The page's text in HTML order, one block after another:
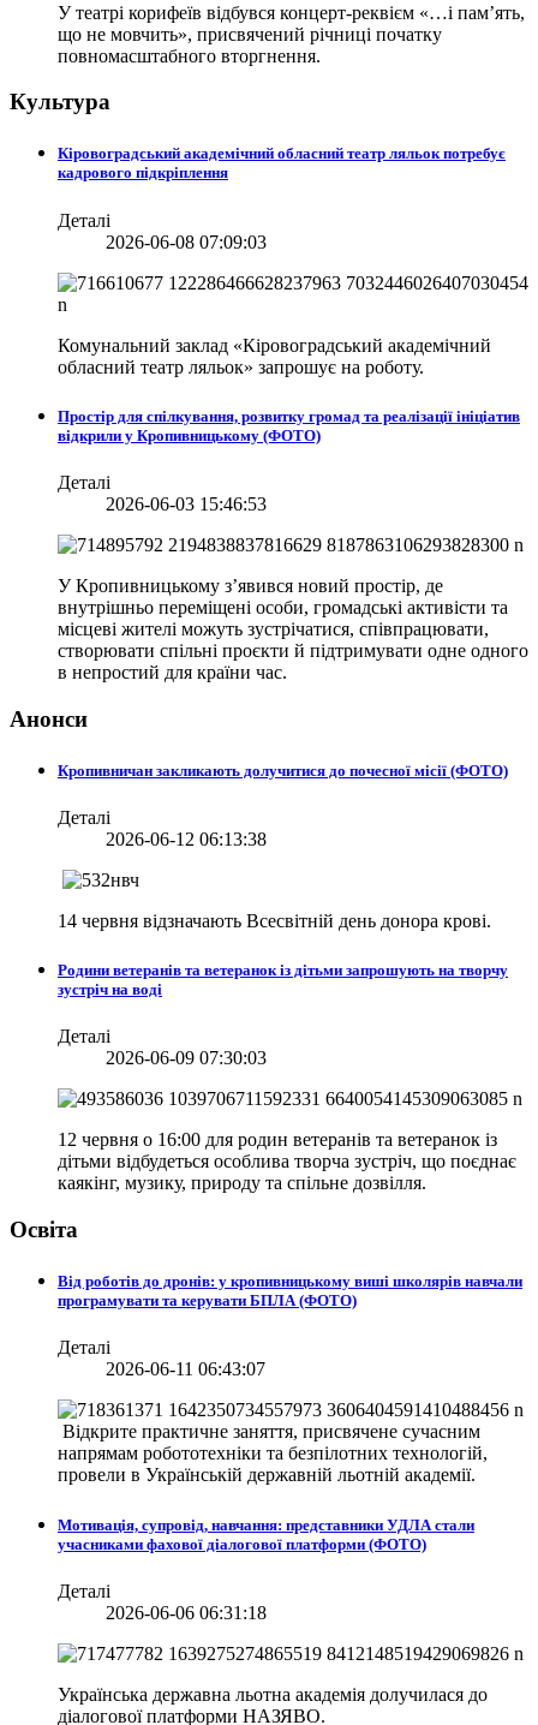
У театрі корифеїв відбувся концерт-реквієм «…і пам’ять,
що не мовчить», присвячений річниці початку
повномасштабного вторгнення.
Культура
Кіровоградський академічний обласний театр ляльок потребує
кадрового підкріплення
Деталі
2026-06-08 07:09:03
Комунальний заклад «Кіровоградський академічний
обласний театр ляльок» запрошує на роботу.
Простір для спілкування, розвитку громад та реалізації ініціатив
відкрили у Кропивницькому (ФОТО)
Деталі
2026-06-03 15:46:53
У Кропивницькому з’явився новий простір, де
внутрішньо переміщені особи, громадські активісти та
місцеві жителі можуть зустрічатися, співпрацювати,
створювати спільні проєкти й підтримувати одне одного
в непростий для країни час.
Анонси
Кропивничан закликають долучитися до почесної місії (ФОТО)
Деталі
2026-06-12 06:13:38
14 червня відзначають Всесвітній день донора крові.
Родини ветеранів та ветеранок із дітьми запрошують на творчу
зустріч на воді
Деталі
2026-06-09 07:30:03
12 червня о 16:00 для родин ветеранів та ветеранок із
дітьми відбудеться особлива творча зустріч, що поєднає
каякінг, музику, природу та спільне дозвілля.
Освіта
Від роботів до дронів: у кропивницькому виші школярів навчали
програмувати та керувати БПЛА (ФОТО)
Деталі
2026-06-11 06:43:07
Відкрите практичне заняття, присвячене сучасним
напрямам робототехніки та безпілотних технологій,
провели в Українській державній льотній академії.
Мотивація, супровід, навчання: представники УДЛА стали
учасниками фахової діалогової платформи (ФОТО)
Деталі
2026-06-06 06:31:18
Українська державна льотна академія долучилася до
діалогової платформи НАЗЯВО.